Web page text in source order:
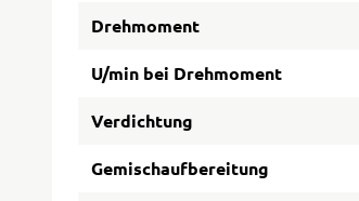
Drehmoment
U/min bei Drehmoment
Verdichtung
Gemischaufbereitung